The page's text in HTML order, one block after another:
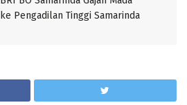
Pengadilan Tinggi Samarinda